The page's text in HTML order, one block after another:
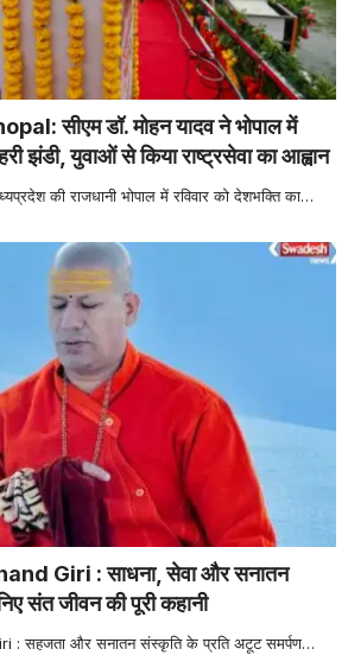
सीएम डॉ. मोहन यादव ने भोपाल में
झंडी, युवाओं से किया राष्ट्रसेवा का आह्वान
की राजधानी भोपाल में रविवार को देशभक्ति का…
Giri : साधना, सेवा और सनातन
संत जीवन की पूरी कहानी
सहजता और सनातन संस्कृति के प्रति अटूट समर्पण…